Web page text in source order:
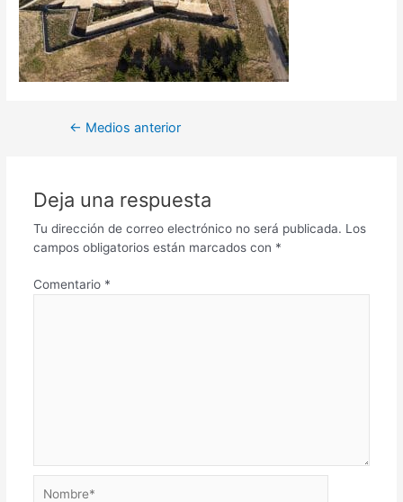
← Medios anterior
Deja una respuesta
Tu dirección de correo electrónico no será publicada. Los
campos obligatorios están marcados con *
Comentario *